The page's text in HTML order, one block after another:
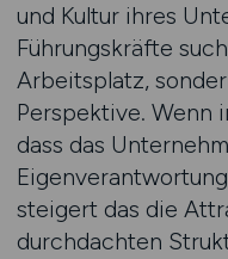
und Kultur ihres
Führungskräfte
Arbeitsplatz,
Perspektive. Wenn
dass das
steigert das die
durchdachten